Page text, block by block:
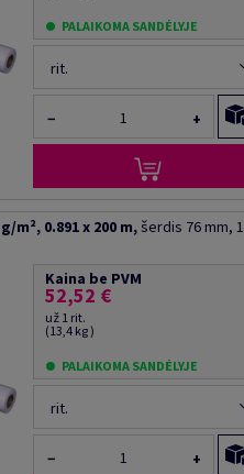
PALAIKOMA SANDĖLYJE
rit.
− +
m², 0.891 x 200 m,šerdis 76 mm, 1
Kaina be PVM
52,52 €
už 1 rit.
(13,4 kg )
PALAIKOMA SANDĖLYJE
rit.
− +